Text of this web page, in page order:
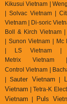
Kikusui Vietnam |
| Solvac Vietnam |
Vietnam | Di-soric
Boll & Kirch Vietnam
| Sunon Vietnam |
| LS Vietnam |
MetrixVietnam
ControlVietnam
| Sauter Vietnam
Vietnam | Tetra-K
Vietnam
Puls